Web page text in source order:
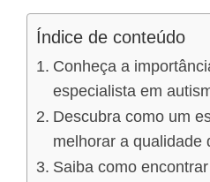
Índice de conteúdo
Conheça a
especialista em
Descubra como um
melhorar a qualidade
Saiba como